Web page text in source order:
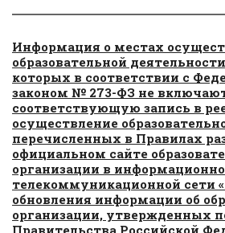
Информация о местах
образовательной
которых в соответствии с
законом № 273-ФЗ не
соответствующую запись в
осуществление
перечисленных в Правилах
официальном сайте
организации в
телекоммуникационной сети
обновления информации об
организации, утвержденных